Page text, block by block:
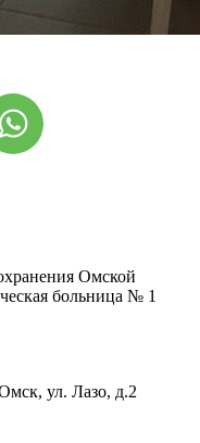
Омской
больница № 1
ул. Лазо, д.2